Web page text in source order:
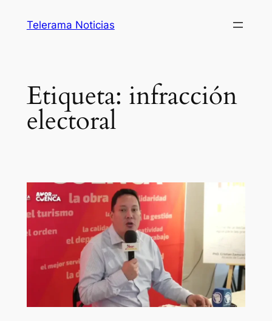
Telerama Noticias
Etiqueta: infracción
electoral